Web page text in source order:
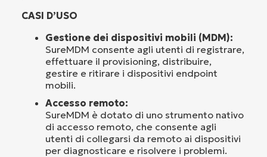
CASI D’USO
Gestione dei dispositivi mobili (MDM):
SureMDM consente agli utenti di registrare,
effettuare il provisioning, distribuire,
gestire e ritirare i dispositivi endpoint
mobili.
Accesso remoto:
SureMDM è dotato di uno strumento nativo
di accesso remoto, che consente agli
utenti di collegarsi da remoto ai dispositivi
per diagnosticare e risolvere i problemi.